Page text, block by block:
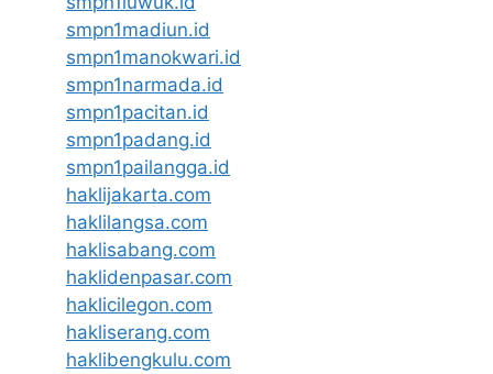
smpn1madiun.id
smpn1manokwari.id
smpn1narmada.id
smpn1pacitan.id
smpn1padang.id
smpn1pailangga.id
haklijakarta.com
haklilangsa.com
haklisabang.com
haklidenpasar.com
haklicilegon.com
hakliserang.com
haklibengkulu.com